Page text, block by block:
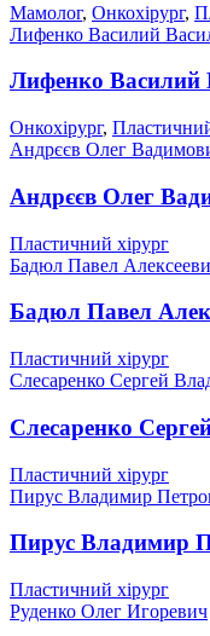
Мамолог, Онкохірург,
Лифенко Василий
Лифенко Василий
Онкохірург,
Андрєєв Олег
Андрєєв Олег
Пластичний хірург
Бадюл Павел
Бадюл Павел
Пластичний хірург
Слесаренко Сергей
Слесаренко
Пластичний хірург
Пирус Владимир
Пирус Владимир
Пластичний хірург
Руденко Олег Игоревич